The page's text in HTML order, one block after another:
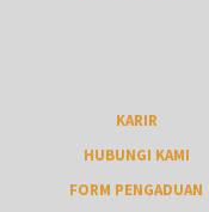
KARIR
HUBUNGI KAMI
FORM PENGADUAN